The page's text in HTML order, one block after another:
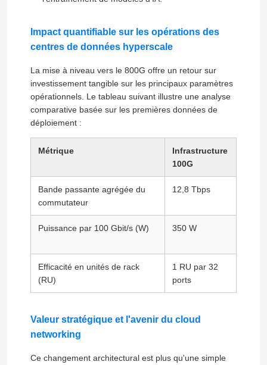
Accueil
Produits
Vidéos
Visite de l'usine
Impact quantifiable sur les opérations des
centres de données hyperscale
La mise à niveau vers le 800G offre un retour sur
investissement tangible sur les principaux paramètres
opérationnels. Le tableau suivant illustre une analyse
comparative basée sur les premières données de
déploiement :
Métrique
Infrastructure
100G
Bande passante agrégée du
commutateur
12,8 Tbps
Puissance par 100 Gbit/s (W) 350 W
Efficacité en unités de rack
(RU)
1 RU par 32
ports
Valeur stratégique et l'avenir du cloud
networking
Ce changement architectural est plus qu'une simple